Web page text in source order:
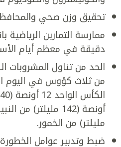
تحقيق وزن صحي
دقيقة في معظم أيام
الحد من تناول المشروبات
من ثلاث كؤوس في اليوم
مليلتر) من الخمور.
ضبط وتدبير عوامل